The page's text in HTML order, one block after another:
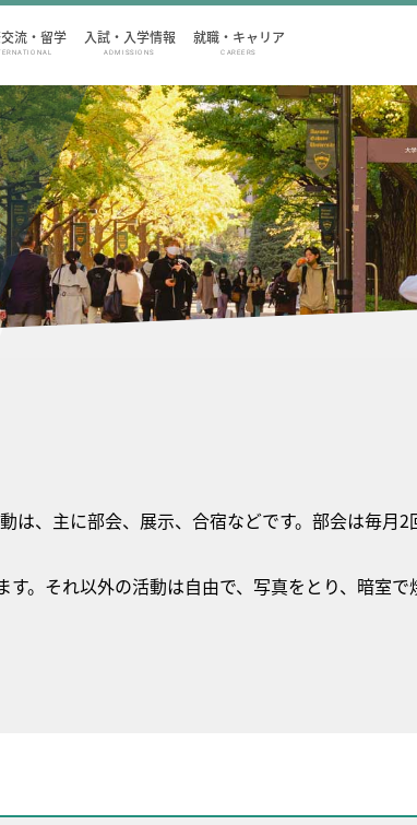
流・留学 入試・入学情報
ADMISSIONS
就職・キャリア
CAREERS
は、主に部会、展示、合宿などです。部会は毎月
。それ以外の活動は自由で、写真をとり、暗室で